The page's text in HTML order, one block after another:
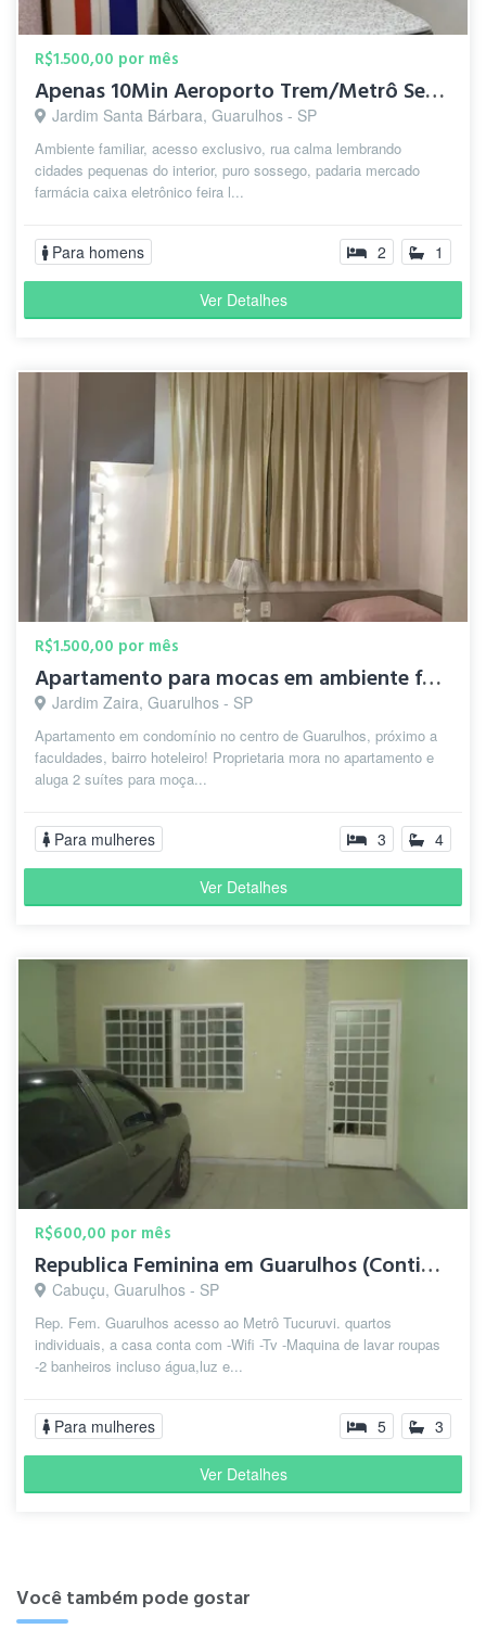
R$1.500,00 por mês
Apenas 10Min Aeroporto Trem/Metrô Sesc Centro de Guarulhos
Jardim Santa Bárbara, Guarulhos - SP
Ambiente familiar, acesso exclusivo, rua calma lembrando
cidades pequenas do interior, puro sossego, padaria mercado
farmácia caixa eletrônico feira l...
Para homens 2 1
Ver Detalhes
R$1.500,00 por mês
Apartamento para mocas em ambiente familiar!
Jardim Zaira, Guarulhos - SP
Apartamento em condomínio no centro de Guarulhos, próximo a
faculdades, bairro hoteleiro! Proprietaria mora no apartamento e
aluga 2 suítes para moça...
Para mulheres 3 4
Ver Detalhes
R$600,00 por mês
Republica Feminina em Guarulhos (Continental l)
Cabuçu, Guarulhos - SP
Rep. Fem. Guarulhos acesso ao Metrô Tucuruvi. quartos
individuais, a casa conta com -Wifi -Tv -Maquina de lavar roupas
-2 banheiros incluso água,luz e...
Para mulheres 5 3
Ver Detalhes
Você também pode gostar